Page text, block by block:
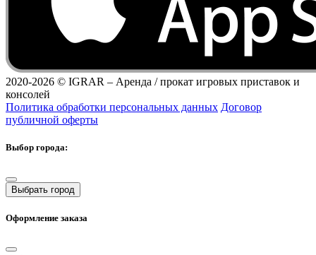
2020-2026 © IGRAR – Аренда / прокат игровых приставок и
консолей
Политика обработки персональных данных Договор
публичной оферты
Выбор города:
Выбрать город
Оформление заказа